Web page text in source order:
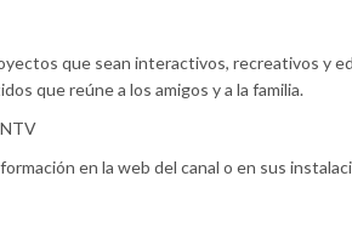
que sean interactivos, recreativos y
que reúne a los amigos y a la familia.
en la web del canal o en sus